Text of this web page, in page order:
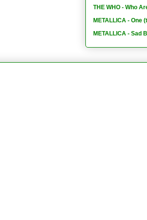
THE WHO - Who
METALLICA - One
METALLICA - Sad